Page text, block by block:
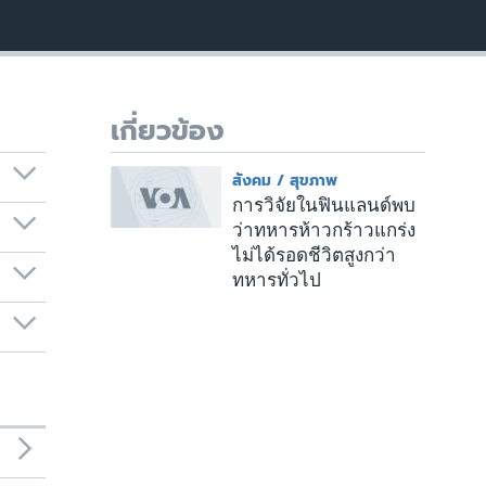
เกี่ยวข้อง
สังคม / สุขภาพ
การวิจัยในฟินแลนด์พบ
ว่าทหารห้าวกร้าวแกร่ง
ไม่ได้รอดชีวิตสูงกว่า
ทหารทั่วไป